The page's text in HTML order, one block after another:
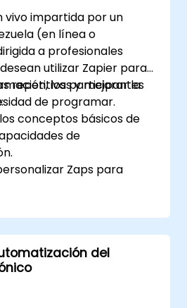
vivo impartida por un
(en línea o
a profesionales
utilizar Zapier para
repetitivas y mejorar la
de programar.
los participantes
conceptos básicos de
de
Zaps para
empresariales
Zapier.
flujos de trabajo
del